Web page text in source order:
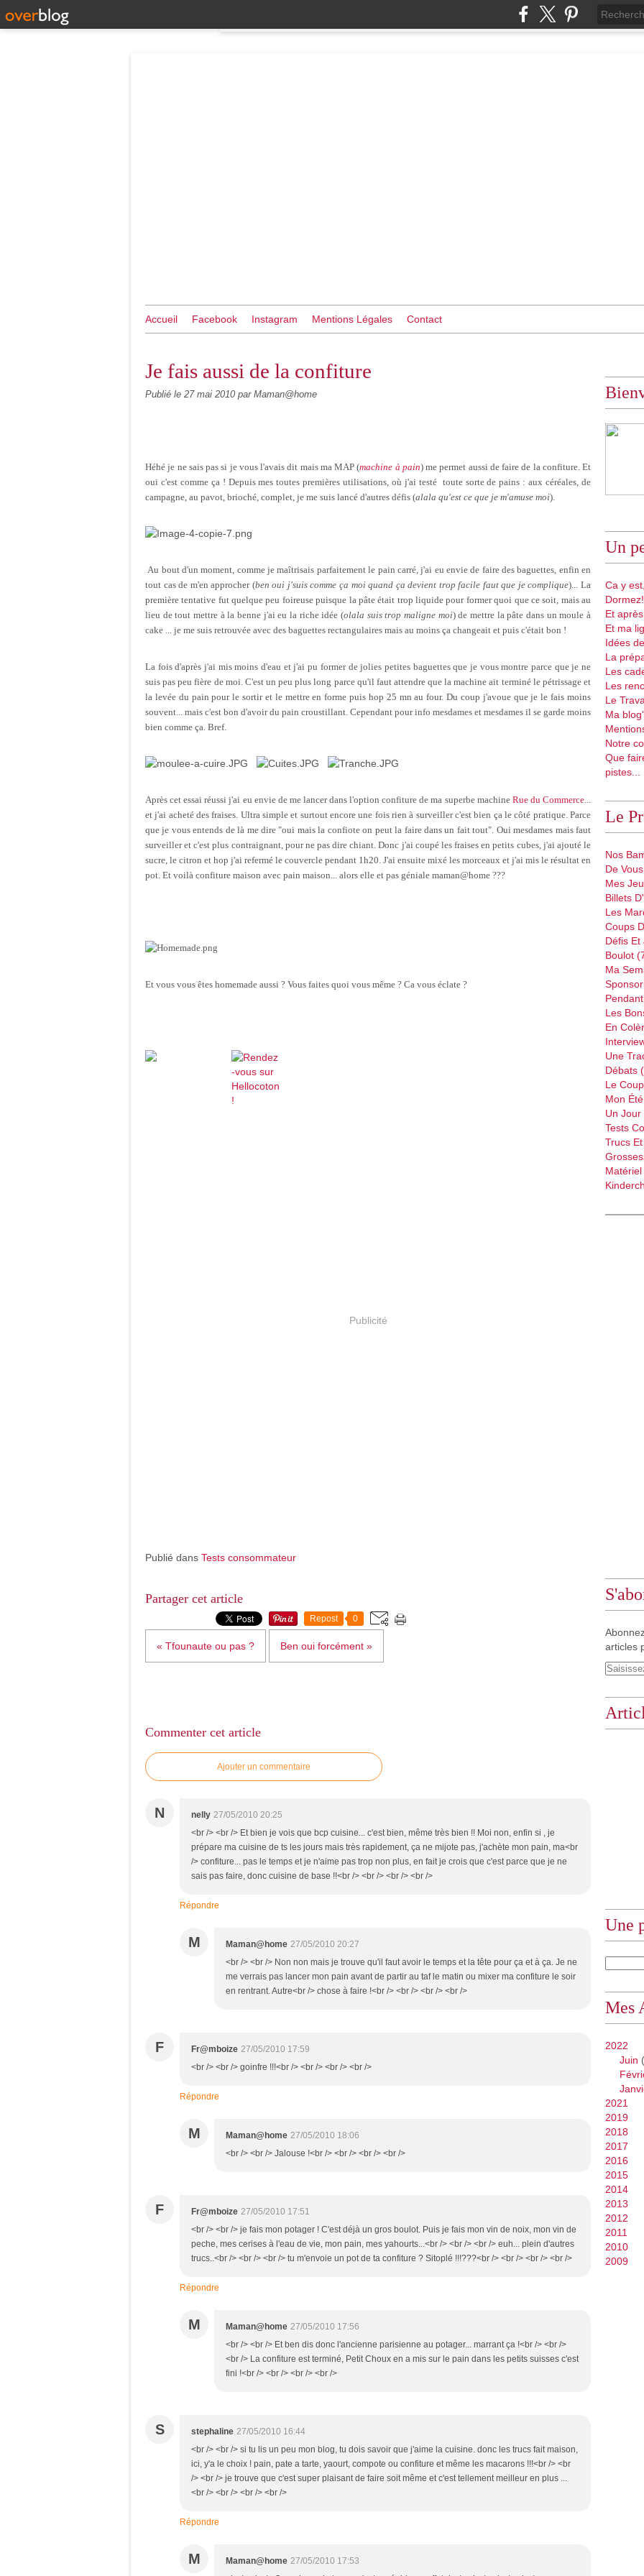
Accueil Facebook Instagram Mentions Légales Contact
Je fais aussi de la confiture
Publié le 27 mai 2010 par Maman@home
Héhé je ne sais pas si je vous l'avais dit mais ma MAP (machine à pain) me permet aussi de faire de la confiture. Et
oui c'est comme ça ! Depuis mes toutes premières utilisations, où j'ai testé toute sorte de pains : aux céréales, de
campagne, au pavot, brioché, complet, je me suis lancé d'autres défis (alala qu'est ce que je m'amuse moi).
Au bout d'un moment, comme je maîtrisais parfaitement le pain carré, j'ai eu envie de faire des baguettes, enfin en
tout cas de m'en approcher (ben oui j'suis comme ça moi quand ça devient trop facile faut que je complique)... La
première tentative fut quelque peu foireuse puisque la pâte était trop liquide pour former quoi que ce soit, mais au
lieu de tout mettre à la benne j'ai eu la riche idée (olala suis trop maligne moi) de mettre la pâte dans un moule à
cake ... je me suis retrouvée avec des baguettes rectangulaires mais au moins ça changeait et puis c'était bon !
La fois d'après j'ai mis moins d'eau et j'ai pu former de jolies petites baguettes que je vous montre parce que je ne
suis pas peu fière de moi. C'est un peu plus long parce qu'il faut attendre que la machine ait terminé le pétrissage et
la levée du pain pour le sortir et le mettre en forme puis hop 25 mn au four. Du coup j'avoue que je le fais moins
souvent... mais c'est bon d'avoir du pain croustillant. Cependant pour info mesdames et mesdames il se garde moins
bien comme ça. Bref.
Après cet essai réussi j'ai eu envie de me lancer dans l'option confiture de ma superbe machine Rue du Commerce...
et j'ai acheté des fraises. Ultra simple et surtout encore une fois rien à surveiller c'est bien ça le côté pratique. Parce
que je vous entends de là me dire "oui mais la confiote on peut la faire dans un fait tout". Oui mesdames mais faut
surveiller et c'est plus contraignant, pour ne pas dire chiant. Donc j'ai coupé les fraises en petits cubes, j'ai ajouté le
sucre, le citron et hop j'ai refermé le couvercle pendant 1h20. J'ai ensuite mixé les morceaux et j'ai mis le résultat en
pot. Et voilà confiture maison avec pain maison... alors elle et pas géniale maman@home ???
Et vous vous êtes homemade aussi ? Vous faites quoi vous même ? Ca vous éclate ?
Publicité
Publié dans Tests consommateur
Partager cet article
Repost 0
« Tfounaute ou pas ? Ben oui forcément »
Commenter cet article
Ajouter un commentaire
N nelly 27/05/2010 20:25
<br /> <br /> Et bien je vois que bcp cuisine... c'est bien, même très bien !! Moi non, enfin si , je
prépare ma cuisine de ts les jours mais très rapidement, ça ne mijote pas, j'achète mon pain, ma<br
/> confiture... pas le temps et je n'aime pas trop non plus, en fait je crois que c'est parce que je ne
sais pas faire, donc cuisine de base !!<br /> <br /> <br /> <br />
Répondre
M Maman@home 27/05/2010 20:27
<br /> <br /> Non non mais je trouve qu'il faut avoir le temps et la tête pour ça et à ça. Je ne
me verrais pas lancer mon pain avant de partir au taf le matin ou mixer ma confiture le soir
en rentrant. Autre<br /> chose à faire !<br /> <br /> <br /> <br />
F Fr@mboize 27/05/2010 17:59
<br /> <br /> goinfre !!!<br /> <br /> <br /> <br />
Répondre
M Maman@home 27/05/2010 18:06
<br /> <br /> Jalouse !<br /> <br /> <br /> <br />
F Fr@mboize 27/05/2010 17:51
<br /> <br /> je fais mon potager ! C'est déjà un gros boulot. Puis je fais mon vin de noix, mon vin de
peche, mes cerises à l'eau de vie, mon pain, mes yahourts...<br /> <br /> <br /> euh... plein d'autres
trucs..<br /> <br /> <br /> tu m'envoie un pot de ta confiture ? Sitoplé !!!???<br /> <br /> <br /> <br />
Répondre
M Maman@home 27/05/2010 17:56
<br /> <br /> Et ben dis donc l'ancienne parisienne au potager... marrant ça !<br /> <br />
<br /> La confiture est terminé, Petit Choux en a mis sur le pain dans les petits suisses c'est
fini !<br /> <br /> <br /> <br />
S stephaline 27/05/2010 16:44
<br /> <br /> si tu lis un peu mon blog, tu dois savoir que j'aime la cuisine. donc les trucs fait maison,
ici, y'a le choix ! pain, pate a tarte, yaourt, compote ou confiture et même les macarons !!!<br /> <br
/> <br /> je trouve que c'est super plaisant de faire soit même et c'est tellement meilleur en plus ...
<br /> <br /> <br /> <br />
Répondre
M Maman@home 27/05/2010 17:53
Un
Ca y
Dormez!
Et
Et ma
Idées
La
Les
Les
Le
Ma
Notre
Que
pistes...
Le
Nos
De
Mes
Billets
Les
Coups
Défis Et
Boulot
Ma
Les
En
Une
Débats
Le
Mon
Un
Tests
Trucs
articles
Une
Mes
2022
Juin
2021
2019
2018
2017
2016
2015
2014
2013
2012
2011
2010
2009